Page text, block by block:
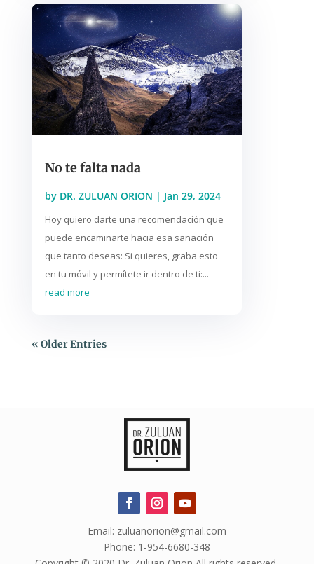
No te falta nada
by DR. ZULUAN ORION | Jan 29, 2024
Hoy quiero darte una recomendación que
puede encaminarte hacia esa sanación
que tanto deseas: Si quieres, graba esto
en tu móvil y permítete ir dentro de ti:...
read more
« Older Entries
Email: zuluanorion@gmail.com
Phone: 1-954-6680-348